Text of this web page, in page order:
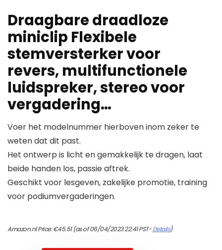
Draagbare draadloze
miniclip Flexibele
stemversterker voor
revers, multifunctionele
luidspreker, stereo voor
vergadering…
Voer het modelnummer hierboven inom zeker te
weten dat dit past.
Het ontwerp is licht en gemakkelijk te dragen, laat
beide handen los, passie aftrek.
Geschikt voor lesgeven, zakelijke promotie, training
voor podiumvergaderingen.
Amazon.nl Price:€45.51(as of 06/04/2023 22:41 PST-Details)